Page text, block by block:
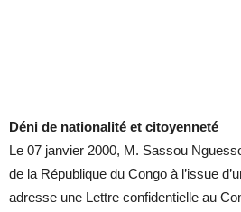
Déni de nationalité et citoyenneté
Le 07 janvier 2000, M. Sassou
de la République du Congo à l’issue
adresse une Lettre confidentielle au